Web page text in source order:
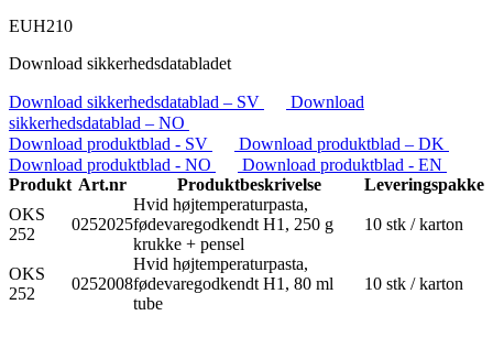
EUH210
Download sikkerhedsdatabladet
Download sikkerhedsdatablad – SV
Download
sikkerhedsdatablad – NO
Download produktblad - SV
Download produktblad – DK
Download produktblad - NO
Download produktblad - EN
Produkt Art.nr Produktbeskrivelse
Leveringspakke
OKS
252
0252025
Hvid højtemperaturpasta,
fødevaregodkendt H1, 250 g
krukke + pensel
10 stk / karton
OKS
252
0252008
Hvid højtemperaturpasta,
fødevaregodkendt H1, 80 ml
tube
10 stk / karton